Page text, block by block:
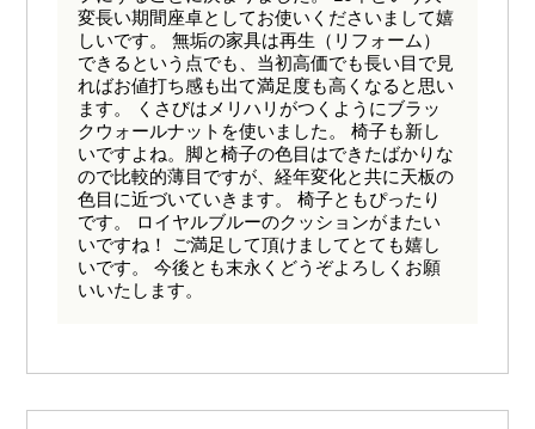
変長い期間座卓としてお使いくださいまして嬉
しいです。 無垢の家具は再生（リフォーム）
できるという点でも、当初高価でも長い目で見
ればお値打ち感も出て満足度も高くなると思い
ます。 くさびはメリハリがつくようにブラッ
クウォールナットを使いました。 椅子も新し
いですよね。脚と椅子の色目はできたばかりな
ので比較的薄目ですが、経年変化と共に天板の
色目に近づいていきます。 椅子ともぴったり
です。 ロイヤルブルーのクッションがまたい
いですね！ ご満足して頂けましてとても嬉し
いです。 今後とも末永くどうぞよろしくお願
いいたします。